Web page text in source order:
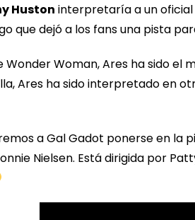
Huston interpretaría a un oficial
que dejó a los fans una pista
Wonder Woman, Ares ha sido el
Ares ha sido interpretado en
a Gal Gadot ponerse en la
Nielsen. Está dirigida por